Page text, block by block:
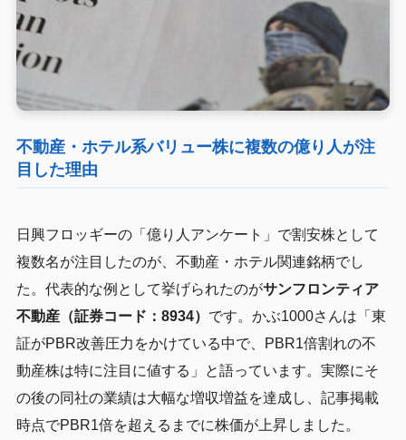
不動産・ホテル系バリュー株に複数の億り人が注
目した理由
日興フロッギーの「億り人アンケート」で割安株として
複数名が注目したのが、不動産・ホテル関連銘柄でし
た。代表的な例として挙げられたのがサンフロンティア
不動産（証券コード：8934） です。かぶ1000さんは「東
証がPBR改善圧力をかけている中で、PBR1倍割れの不
動産株は特に注目に値する」と語っています。実際にそ
の後の同社の業績は大幅な増収増益を達成し、記事掲載
時点でPBR1倍を超えるまでに株価が上昇しました。